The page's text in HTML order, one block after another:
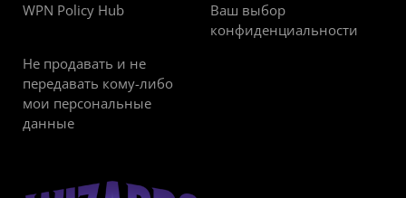
WPN Policy Hub
Ваш выбор
конфиденциальности
Не продавать и не
передавать кому-либо
мои персональные
данные